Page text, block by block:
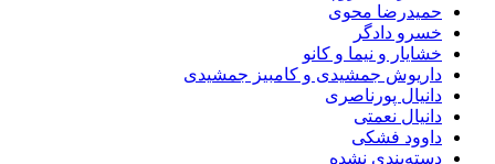
حمیدرضا محوی
خسرو دادگر
خشایار و نیما و کانو
داریوش جمشیدی و کامبیز جمشیدی
دانیال پورناصری
دانیال نعمتی
داوود فشکی
دسته‌بندی نشده